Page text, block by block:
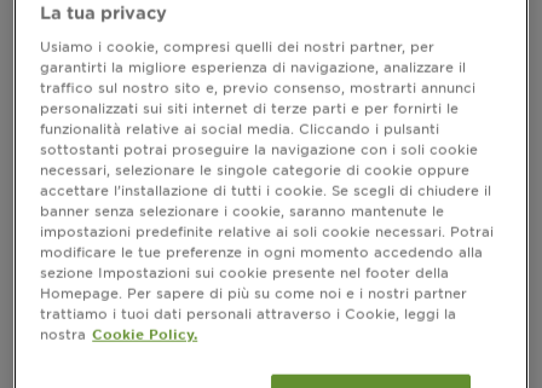
prodotti miratiche possono contribuire a risolvere
questa esigenza e a mantenere i capelli freschi e puliti
più a lungo. In questo articolo, esploreremo le
principali cause dei capelli grassi e suggeriremo alcuni
prodotti e rimedi pratici per mantenere la chioma
sempre al top. Scopri come contrastare i capelli con
cute grassa e riscopri la leggerezza e la vitalità della
tua chioma!
Cause dei capelli unti
Comprendere le cause di questo problema è
essenziale per individuare le strategie più efficaci
per mantenerli freschi e puliti più a lungo.
La tua privacy
Usiamo i cookie, compresi quelli dei nostri partner, per
garantirti la migliore esperienza di navigazione, analizzare il
traffico sul nostro sito e, previo consenso, mostrarti annunci
personalizzati sui siti internet di terze parti e per fornirti le
funzionalità relative ai social media. Cliccando i pulsanti
sottostanti potrai proseguire la navigazione con i soli cookie
necessari, selezionare le singole categorie di cookie oppure
accettare l’installazione di tutti i cookie. Se scegli di chiudere il
banner senza selezionare i cookie, saranno mantenute le
impostazioni predefinite relative ai soli cookie necessari. Potrai
modificare le tue preferenze in ogni momento accedendo alla
sezione Impostazioni sui cookie presente nel footer della
Homepage. Per sapere di più su come noi e i nostri partner
trattiamo i tuoi dati personali attraverso i Cookie, leggi la
nostra Cookie Policy.